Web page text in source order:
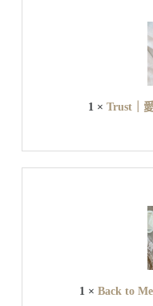
1 ×Trust｜
1 × Back to